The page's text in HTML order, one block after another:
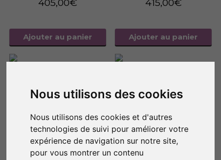
Nous utilisons des cookies
Nous utilisons des cookies et d'autres
technologies de suivi pour améliorer votre
expérience de navigation sur notre site,
pour vous montrer un contenu
405,00€
Ajouter au panier
415,00€
Ajouter au panier